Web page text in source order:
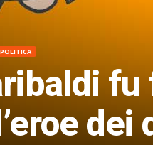
fu
dei